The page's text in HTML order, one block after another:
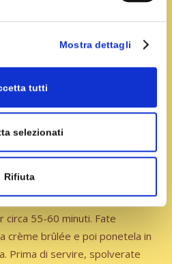
Mostra dettagli
tutti
selezionati
Rifiuta
miele allo Zafferano fino a
crema ottenuta in 4 cocottine
una teglia riempita con un
la classica cottura a
circa 55-60 minuti. Fate
crème brûlée e poi ponetela in
Prima di servire, spolverate